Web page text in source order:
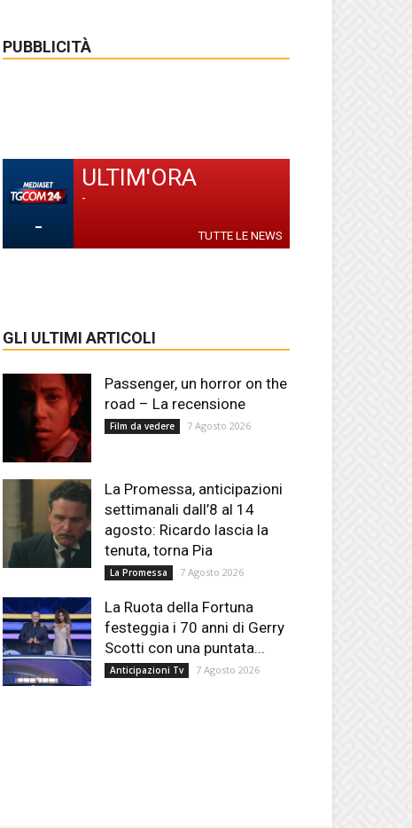
PUBBLICITÀ
-
ULTIM'ORA
-
TUTTE LE NEWS
GLI ULTIMI ARTICOLI
Passenger, un horror on the
road – La recensione
Film da vedere 7 Agosto 2026
La Promessa, anticipazioni
settimanali dall’8 al 14
agosto: Ricardo lascia la
tenuta, torna Pia
La Promessa 7 Agosto 2026
La Ruota della Fortuna
festeggia i 70 anni di Gerry
Scotti con una puntata...
Anticipazioni Tv 7 Agosto 2026